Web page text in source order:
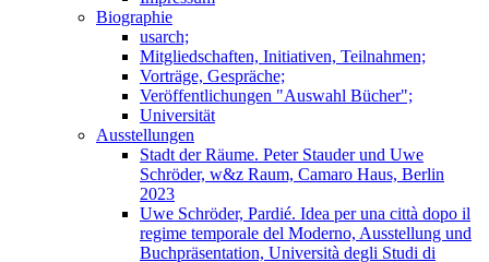
Biographie
usarch;
Mitgliedschaften, Initiativen, Teilnahmen;
Vorträge, Gespräche;
Veröffentlichungen "Auswahl Bücher";
Universität
Ausstellungen
Stadt der Räume. Peter Stauder und Uwe
Schröder, w&z Raum, Camaro Haus, Berlin
2023
Uwe Schröder, Pardié. Idea per una città dopo il
regime temporale del Moderno, Ausstellung und
Buchpräsentation, Università degli Studi di